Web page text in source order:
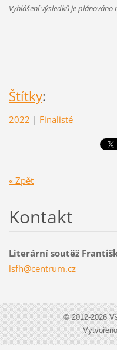
Vyhlášení výsledků je plánováno
Štítky:
2022 | Finalisté
« Zpět
Kontakt
Literární soutěž
lsfh@centrum.cz
© 2012-2026